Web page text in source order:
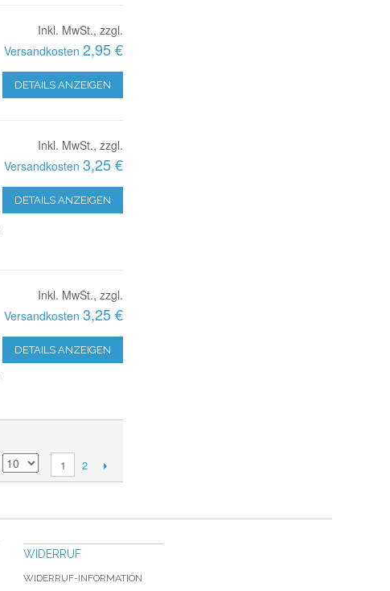
Inkl. MwSt., zzgl.
Versandkosten 2,95 €
DETAILS ANZEIGEN
Inkl. MwSt., zzgl.
Versandkosten 3,25 €
DETAILS ANZEIGEN
Inkl. MwSt., zzgl.
Versandkosten 3,25 €
DETAILS ANZEIGEN
1 2
WIDERRUF
WIDERRUF-INFORMATION